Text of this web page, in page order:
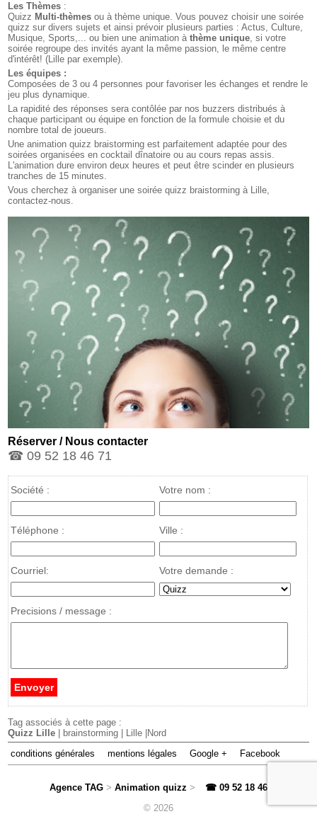
Les Thèmes :
Quizz Multi-thèmes ou à thème unique. Vous pouvez choisir une soirée
quizz sur divers sujets et ainsi prévoir plusieurs parties : Actus, Culture,
Musique, Sports,... ou bien une animation àthème unique, si votre
soirée regroupe des invités ayant la même passion, le même centre
d'intérêt! (Lille par exemple).
Les équipes :
Composées de 3 ou 4 personnes pour favoriser les échanges et rendre le
jeu plus dynamique.
La rapidité des réponses sera contôlée par nos buzzers distribués à
chaque participant ou équipe en fonction de la formule choisie et du
nombre total de joueurs.
Une animation quizz braistorming est parfaitement adaptée pour des
soirées organisées en cocktail dînatoire ou au cours repas assis.
L'animation dure environ deux heures et peut être scinder en plusieurs
tranches de 15 minutes.
Vous cherchez à organiser une soirée quizz braistorming à Lille,
contactez-nous.
Réserver / Nous contacter
☎ 09 52 18 46 71
Société : Votre nom :
Téléphone : Ville :
Courriel: Votre demande :
Precisions / message :
Tag associés à cette page :
Quizz Lille | brainstorming | Lille |Nord
conditions générales
mentions légales Google + Facebook
Agence TAG > Animation quizz > ☎ 09 52 18 46 71
© 2026